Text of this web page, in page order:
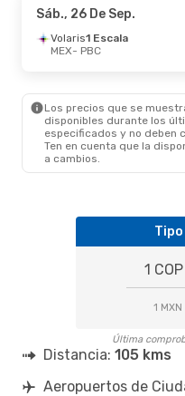
Volaris 1 Escala
PBC - MEX
Sáb., 26 De Sep.
Volaris1 Escala
MEX- PBC
Los precios que se
disponibles durante los
especificados y no deben
Ten en cuenta que la
a cambios.
Tipo
1
1
Última
Distancia: 105 kms
Aeropuertos de